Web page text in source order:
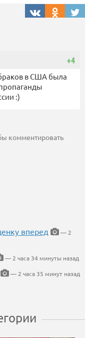
+4
в США была
:)
комментировать
вперед
— 2
— 2 часа 34 минуты назад
— 2 часа 35 минут назад